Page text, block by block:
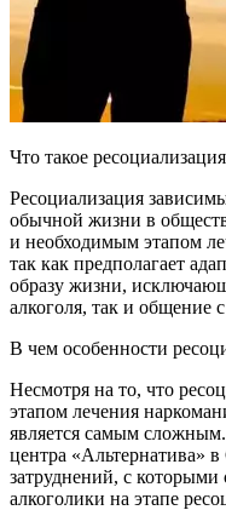
Что такое
Ресоциализация
обычной жизни в
и необходимым этапом
так как предполагает
образу жизни,
алкоголя, так и
В чем особенности
Несмотря на то, что
этапом лечения
является самым
центра «Альтернатива»
затруднений, с
алкоголики на этапе